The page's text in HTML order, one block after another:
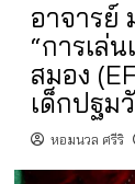
อาจารย์
“การเล่
สมอง
เด็กปฐม
หอมนวล ศรีริ